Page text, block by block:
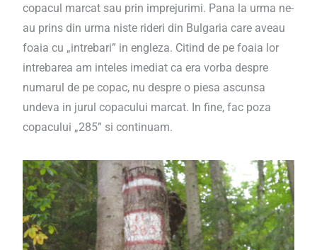
copacul marcat sau prin imprejurimi. Pana la urma ne-
au prins din urma niste rideri din Bulgaria care aveau
foaia cu „intrebari” in engleza. Citind de pe foaia lor
intrebarea am inteles imediat ca era vorba despre
numarul de pe copac, nu despre o piesa ascunsa
undeva in jurul copacului marcat. In fine, fac poza
copacului „285” si continuam.